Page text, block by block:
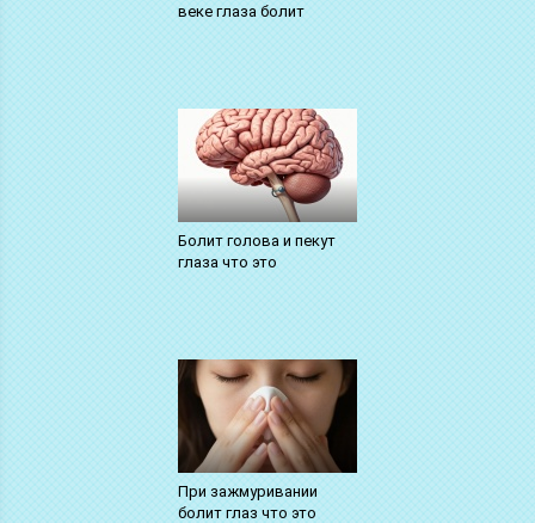
веке глаза болит
Болит голова и пекут
глаза что это
При зажмуривании
болит глаз что это